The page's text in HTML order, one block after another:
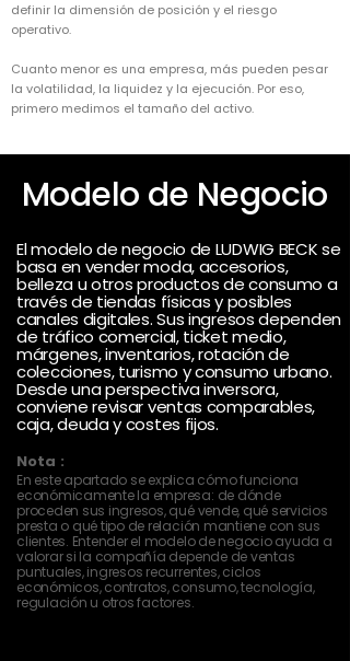
definir la dimensión de posición y el riesgo
operativo.
Cuanto menor es una empresa, más pueden pesar
la volatilidad, la liquidez y la ejecución. Por eso,
primero medimos el tamaño del activo.
Modelo de Negocio
El modelo de negocio de LUDWIG BECK se
basa en vender moda, accesorios,
belleza u otros productos de consumo a
través de tiendas físicas y posibles
canales digitales. Sus ingresos dependen
de tráfico comercial, ticket medio,
márgenes, inventarios, rotación de
colecciones, turismo y consumo urbano.
Desde una perspectiva inversora,
conviene revisar ventas comparables,
caja, deuda y costes fijos.
Nota :
En este apartado se explica cómo funciona
económicamente la empresa: de dónde
proceden sus ingresos, qué vende, qué servicios
presta o qué tipo de relación mantiene con sus
clientes. Entender el modelo de negocio ayuda a
valorar si la compañía depende de ventas
puntuales, ingresos recurrentes, ciclos
económicos, contratos, consumo, tecnología,
regulación u otros factores.